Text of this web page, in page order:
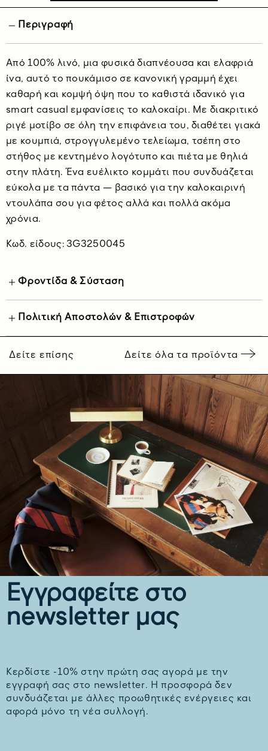
Περιγραφή
Από 100% λινό, μια φυσικά διαπνέουσα και ελαφριά
ίνα, αυτό το πουκάμισο σε κανονική γραμμή έχει
καθαρή και κομψή όψη που το καθιστά ιδανικό για
smart casual εμφανίσεις το καλοκαίρι. Με διακριτικό
ριγέ μοτίβο σε όλη την επιφάνεια του, διαθέτει γιακά
με κουμπιά, στρογγυλεμένο τελείωμα, τσέπη στο
στήθος με κεντημένο λογότυπο και πιέτα με θηλιά
στην πλάτη. Ένα ευέλικτο κομμάτι που συνδυάζεται
εύκολα με τα πάντα — βασικό για την καλοκαιρινή
ντουλάπα σου για φέτος αλλά και πολλά ακόμα
χρόνια.
Κωδ. είδους: 3G3250045
Φροντίδα & Σύσταση
Πολιτική Αποστολών & Επιστροφών
Δείτε επίσης Δείτε όλα τα προϊόντα
Εγγραφείτε στο
newsletter μας
Kερδίστε -10% στην πρώτη σας αγορά με την
εγγραφή σας στο newsletter. H προσφορά δεν
συνδυάζεται με άλλες προωθητικές ενέργειες και
αφορά μόνο τη νέα συλλογή.